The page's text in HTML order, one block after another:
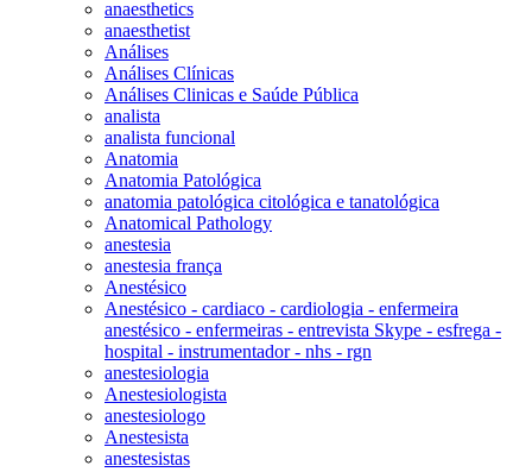
anaesthetics
anaesthetist
Análises
Análises Clínicas
Análises Clinicas e Saúde Pública
analista
analista funcional
Anatomia
Anatomia Patológica
anatomia patológica citológica e tanatológica
Anatomical Pathology
anestesia
anestesia frança
Anestésico
Anestésico - cardiaco - cardiologia - enfermeira
anestésico - enfermeiras - entrevista Skype - esfrega -
hospital - instrumentador - nhs - rgn
anestesiologia
Anestesiologista
anestesiologo
Anestesista
anestesistas